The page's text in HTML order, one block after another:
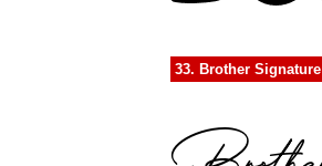
33. Brother Signature